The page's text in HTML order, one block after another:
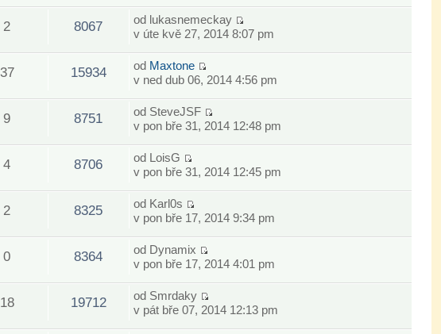
2 8067 od lukasnemeckay
v úte kvě 27, 2014 8:07 pm
37 15934 od Maxtone
v ned dub 06, 2014 4:56 pm
9 8751 od SteveJSF
v pon bře 31, 2014 12:48 pm
4 8706 od LoisG
v pon bře 31, 2014 12:45 pm
2 8325 od Karl0s
v pon bře 17, 2014 9:34 pm
0 8364 od Dynamix
v pon bře 17, 2014 4:01 pm
18 19712 od Smrdaky
v pát bře 07, 2014 12:13 pm